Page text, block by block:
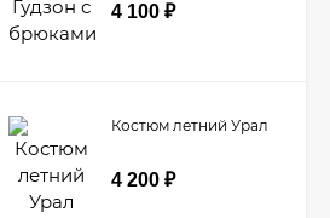
4 100 ₽
Костюм летний Урал
4 200 ₽